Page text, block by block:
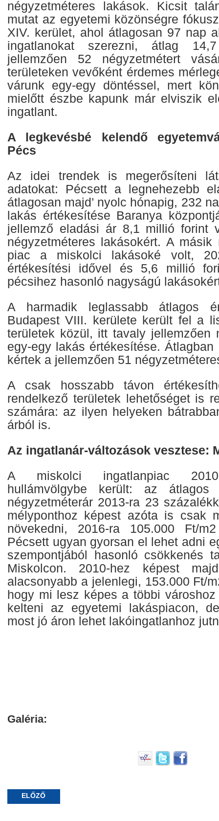
négyzetméteres lakások. Kicsit
mutat az egyetemi közönségre
XIV. kerület, ahol átlagosan 97 nap
ingatlanokat szerezni, átlag
jellemzően 52 négyzetmétert
területeken vevőként érdemes
várunk egy-egy döntéssel, mert
mielőtt észbe kapunk már elviszik
ingatlant.
A legkevésbé kelendő
Pécs
Az idei trendek is megerősíteni
adatokat: Pécsett a legnehezebb
átlagosan majd’ nyolc hónapig, 232
lakás értékesítése Baranya
jellemző eladási ár 8,1 millió forint
négyzetméteres lakásokért. A másik
piac a miskolci lakásoké volt,
értékesítési idővel és 5,6 millió
pécsihez hasonló nagyságú
A harmadik leglassabb átlagos
Budapest VIII. kerülete került fel a
területek közül, itt tavaly jellemzően
egy-egy lakás értékesítése.
kértek a jellemzően 51
A csak hosszabb távon
rendelkező területek lehetőséget is
számára: az ilyen helyeken
árból is.
Az ingatlanár-változások vesztese:
A miskolci ingatlanpiac
hullámvölgybe került: az átlagos
négyzetméterár 2013-ra 23
mélyponthoz képest azóta is csak
növekedni, 2016-ra 105.000 Ft/
Pécsett ugyan gyorsan el lehet adni
szempontjából hasonló csökkenés
Miskolcon. 2010-hez képest
alacsonyabb a jelenlegi, 153.000 Ft/
hogy mi lesz képes a többi
kelteni az egyetemi lakáspiacon,
most jó áron lehet lakóingatlanhoz
Galéria:
ELŐZŐ